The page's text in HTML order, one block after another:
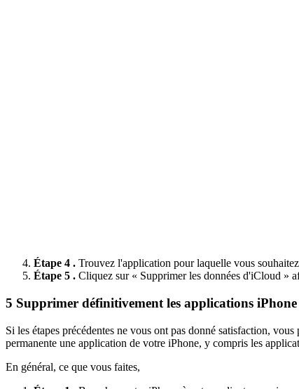
Étape 4 . Trouvez l'application pour laquelle vous
Étape 5 . Cliquez sur « Supprimer les données d'iCloud »
5 Supprimer définitivement les applications
Si les étapes précédentes ne vous ont pas donné satisfaction,
permanente une application de votre iPhone, y compris les
En général, ce que vous faites,